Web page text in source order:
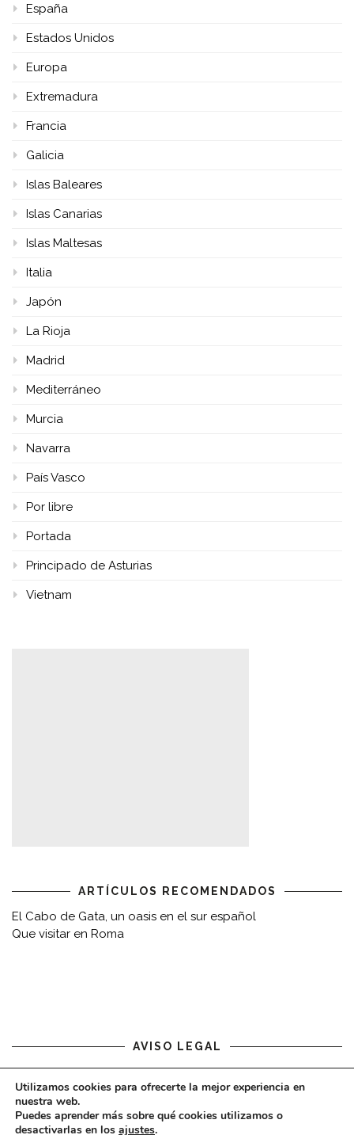
España
Estados Unidos
Europa
Extremadura
Francia
Galicia
Islas Baleares
Islas Canarias
Islas Maltesas
Italia
Japón
La Rioja
Madrid
Mediterráneo
Murcia
Navarra
País Vasco
Por libre
Portada
Principado de Asturias
Vietnam
ARTÍCULOS RECOMENDADOS
El Cabo de Gata, un oasis en el sur español
Que visitar en Roma
AVISO LEGAL
Aviso legal
Utilizamos cookies para ofrecerte la mejor experiencia en
nuestra web.
Puedes aprender más sobre qué cookies utilizamos o
desactivarlas en los ajustes.